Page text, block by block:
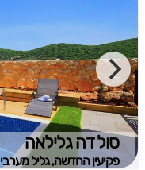
סול דה גלילאה
פקיעין החדשה, גליל מערבי